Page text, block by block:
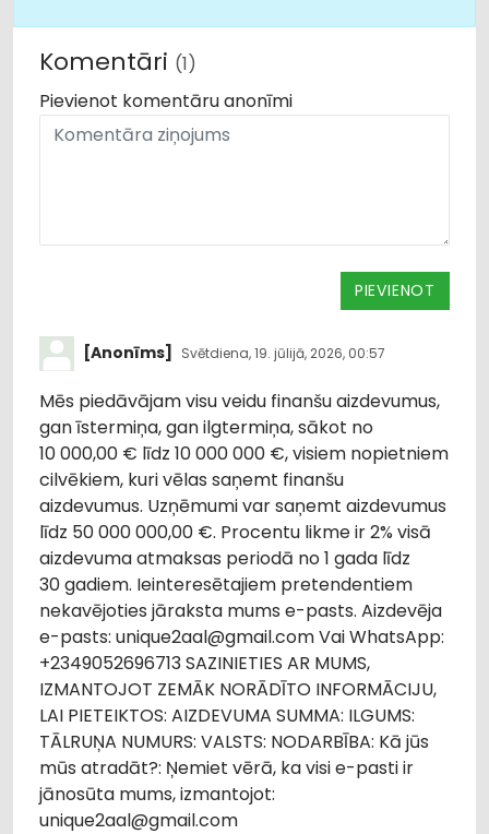
Komentāri (1)
Pievienot komentāru anonīmi
PIEVIENOT
[Anonīms] Svētdiena, 19. jūlijā, 2026, 00:57
Mēs piedāvājam visu veidu finanšu aizdevumus,
gan īstermiņa, gan ilgtermiņa, sākot no
10 000,00 € līdz 10 000 000 €, visiem nopietniem
cilvēkiem, kuri vēlas saņemt finanšu
aizdevumus. Uzņēmumi var saņemt aizdevumus
līdz 50 000 000,00 €. Procentu likme ir 2% visā
aizdevuma atmaksas periodā no 1 gada līdz
30 gadiem. Ieinteresētajiem pretendentiem
nekavējoties jāraksta mums e-pasts. Aizdevēja
e-pasts: unique2aal@gmail.com Vai WhatsApp:
+2349052696713 SAZINIETIES AR MUMS,
IZMANTOJOT ZEMĀK NORĀDĪTO INFORMĀCIJU,
LAI PIETEIKTOS: AIZDEVUMA SUMMA: ILGUMS:
TĀLRUŅA NUMURS: VALSTS: NODARBĪBA: Kā jūs
mūs atradāt?: Ņemiet vērā, ka visi e-pasti ir
jānosūta mums, izmantojot:
unique2aal@gmail.com